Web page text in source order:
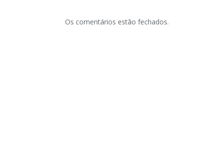
Os comentários estão fechados.